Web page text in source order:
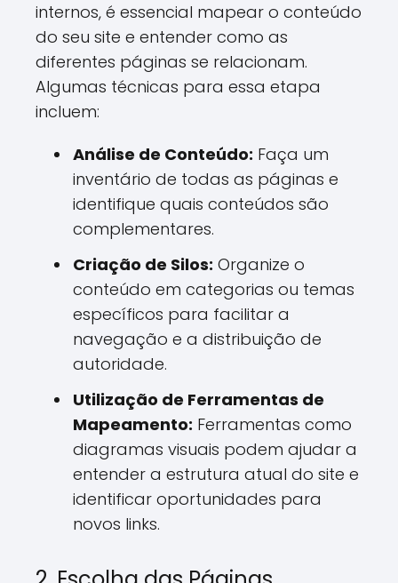
internos, é essencial mapear o conteúdo
do seu site e entender como as
diferentes páginas se relacionam.
Algumas técnicas para essa etapa
incluem:
Análise de Conteúdo: Faça um
inventário de todas as páginas e
identifique quais conteúdos são
complementares.
Criação de Silos: Organize o
conteúdo em categorias ou temas
específicos para facilitar a
navegação e a distribuição de
autoridade.
Utilização de Ferramentas de
Mapeamento: Ferramentas como
diagramas visuais podem ajudar a
entender a estrutura atual do site e
identificar oportunidades para
novos links.